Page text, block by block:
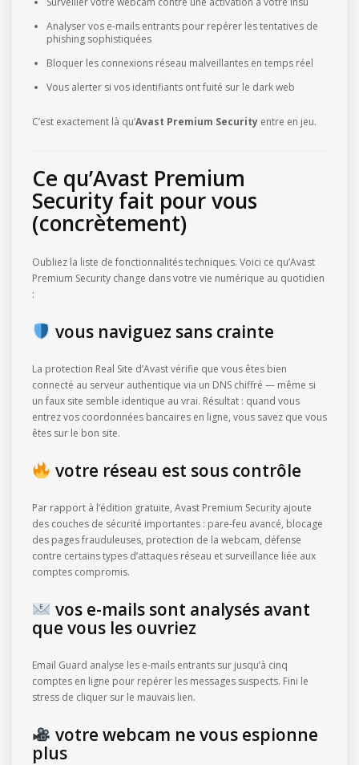
Analyser vos e-mails entrants pour repérer les tentatives de
phishing sophistiquées
Bloquer les connexions réseau malveillantes en temps réel
Vous alerter si vos identifiants ont fuité sur le dark web
C’est exactement là qu’Avast Premium Security entre en jeu.
Ce qu’Avast Premium
Security fait pour vous
(concrètement)
Oubliez la liste de fonctionnalités techniques. Voici ce qu’Avast
Premium Security change dans votre vie numérique au quotidien
:
vous naviguez sans crainte
La protection Real Site d’Avast vérifie que vous êtes bien
connecté au serveur authentique via un DNS chiffré — même si
un faux site semble identique au vrai. Résultat : quand vous
entrez vos coordonnées bancaires en ligne, vous savez que vous
êtes sur le bon site.
votre réseau est sous contrôle
Par rapport à l’édition gratuite, Avast Premium Security ajoute
des couches de sécurité importantes : pare-feu avancé, blocage
des pages frauduleuses, protection de la webcam, défense
contre certains types d’attaques réseau et surveillance liée aux
comptes compromis.
vos e-mails sont analysés avant
que vous les ouvriez
Email Guard analyse les e-mails entrants sur jusqu’à cinq
comptes en ligne pour repérer les messages suspects. Fini le
stress de cliquer sur le mauvais lien.
votre webcam ne vous espionne
plus